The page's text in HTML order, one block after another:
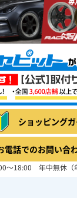
ショッピング
電話でのお問い合
～18:00 年中無休（